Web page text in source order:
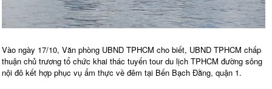
Vào ngày 17/10, Văn phòng UBND TPHCM cho biết, UBND TPHCM chấp
thuận chủ trương tổ chức khai thác tuyến tour du lịch TPHCM đường sông
nội đô kết hợp phục vụ ẩm thực về đêm tại Bến Bạch Đằng, quận 1.